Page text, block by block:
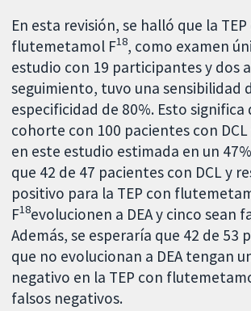
En esta revisión, se halló que la TEP
flutemetamol F18, como examen
estudio con 19 participantes y dos
seguimiento, tuvo una sensibilidad
especificidad de 80%. Esto significa
cohorte con 100 pacientes con
en este estudio estimada en un
que 42 de 47 pacientes con DCL y
positivo para la TEP con
F18evolucionen a DEA y cinco sean
Además, se esperaría que 42 de 53
que no evolucionan a DEA tengan
negativo en la TEP con
falsos negativos.